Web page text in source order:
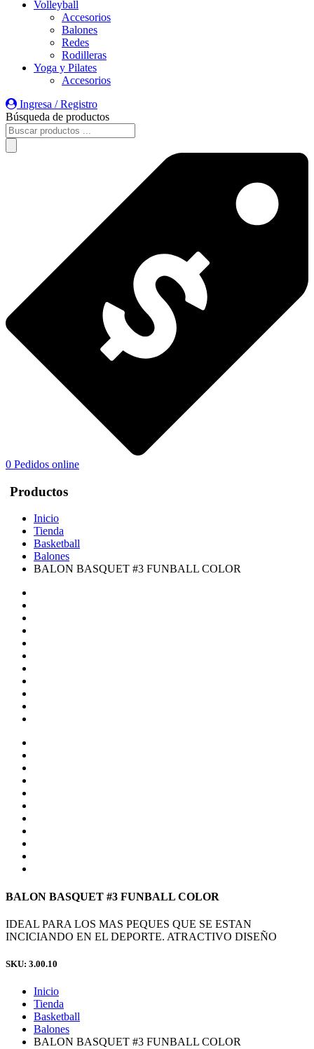
Volleyball
Accesorios
Balones
Redes
Rodilleras
Yoga y Pilates
Accesorios
Ingresa / Registro
Búsqueda de productos
0 Pedidos online
Productos
Inicio
Tienda
Basketball
Balones
BALON BASQUET #3 FUNBALL COLOR
BALON BASQUET #3 FUNBALL COLOR
IDEAL PARA LOS MAS PEQUES QUE SE ESTAN
INCICIANDO EN EL DEPORTE. ATRACTIVO DISEÑO
SKU: 3.00.10
Inicio
Tienda
Basketball
Balones
BALON BASQUET #3 FUNBALL COLOR